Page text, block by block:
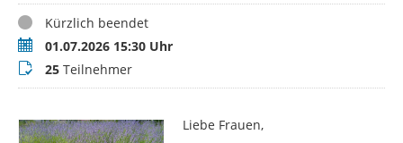
StatusKürzlich beendet
Termin01.07.2026 15:30 Uhr
Teilnehmer
25 Teilnehmer
Liebe Frauen,